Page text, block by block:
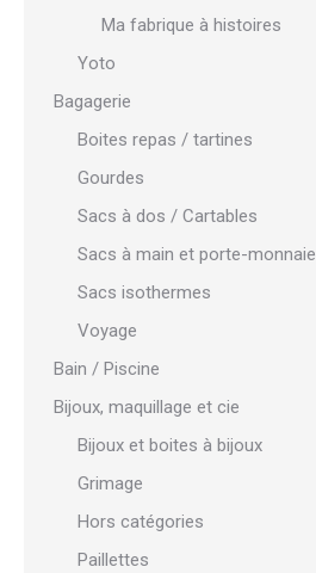
Ma fabrique à histoires
Yoto
Bagagerie
Boites repas / tartines
Gourdes
Sacs à dos / Cartables
Sacs à main et porte-monnaie
Sacs isothermes
Voyage
Bain / Piscine
Bijoux, maquillage et cie
Bijoux et boites à bijoux
Grimage
Hors catégories
Paillettes